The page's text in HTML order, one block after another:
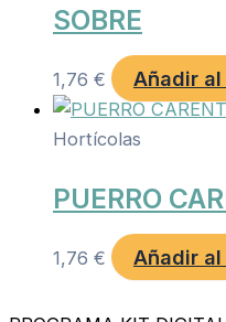
SOBRE
1,76 € Añadir
Hortícolas
PUERRO
1,76 € Añadir